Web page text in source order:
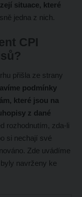
situace, které
jedna z nich.
CPI
přišla ze strany
podmínky
které jsou na
z dané
rozhodnutím, zda-li
si nechají své
Zde uvádíme
navrženy ke